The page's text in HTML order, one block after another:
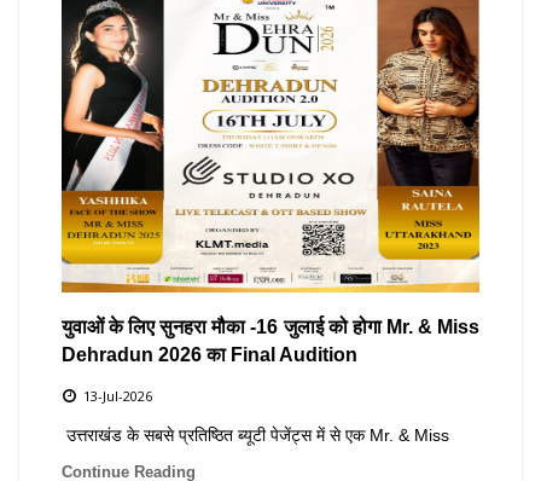
युवाओं के लिए सुनहरा मौका -16 जुलाई को होगा Mr. & Miss
Dehradun 2026 का Final Audition
13-Jul-2026
उत्तराखंड के सबसे प्रतिष्ठित ब्यूटी पेजेंट्स में से एक Mr. & Miss
Continue Reading